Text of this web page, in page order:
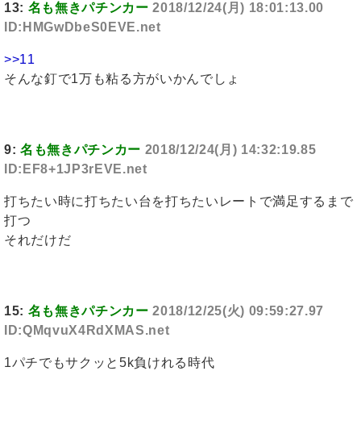
13: 名も無きパチンカー 2018/12/24(月) 18:01:13.00
ID:HMGwDbeS0EVE.net
>>11
そんな釘で1万も粘る方がいかんでしょ
9: 名も無きパチンカー 2018/12/24(月) 14:32:19.85
ID:EF8+1JP3rEVE.net
打ちたい時に打ちたい台を打ちたいレートで満足するまで
打つ
それだけだ
15: 名も無きパチンカー 2018/12/25(火) 09:59:27.97
ID:QMqvuX4RdXMAS.net
1パチでもサクッと5k負けれる時代